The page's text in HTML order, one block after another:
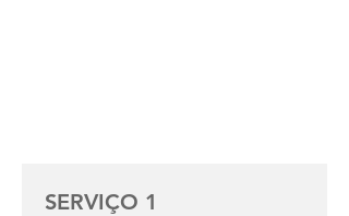
SERVIÇO 1